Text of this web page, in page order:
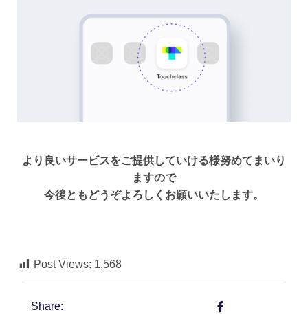
より良いサービスをご提供していける様努めてまいり
ますので
今後ともどうぞよろしくお願いいたします。
Post Views: 1,568
Share: